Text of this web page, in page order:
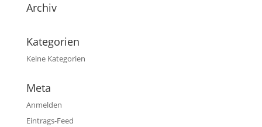
Archiv
Kategorien
Keine Kategorien
Meta
Anmelden
Eintrags-Feed